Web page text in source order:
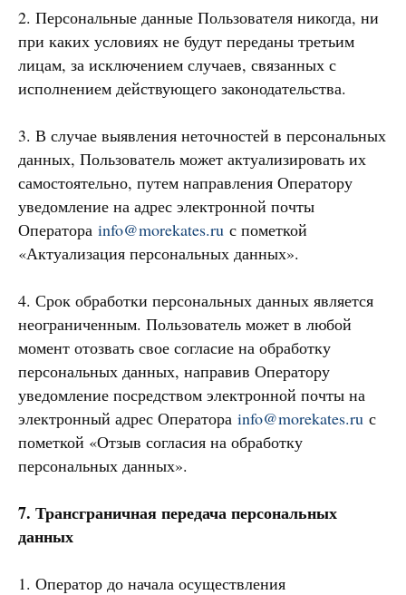
2. Персональные данные Пользователя никогда, ни
при каких условиях не будут переданы третьим
лицам, за исключением случаев, связанных с
исполнением действующего законодательства.
3. В случае выявления неточностей в персональных
данных, Пользователь может актуализировать их
самостоятельно, путем направления Оператору
уведомление на адрес электронной почты
Оператора info@morekates.ru с пометкой
«Актуализация персональных данных».
4. Срок обработки персональных данных является
неограниченным. Пользователь может в любой
момент отозвать свое согласие на обработку
персональных данных, направив Оператору
уведомление посредством электронной почты на
электронный адрес Оператора info@morekates.ru с
пометкой «Отзыв согласия на обработку
персональных данных».
7. Трансграничная передача персональных
данных
1. Оператор до начала осуществления